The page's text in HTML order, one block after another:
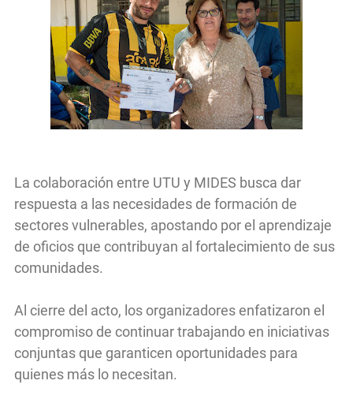
La colaboración entre UTU y MIDES busca dar
respuesta a las necesidades de formación de
sectores vulnerables, apostando por el aprendizaje
de oficios que contribuyan al fortalecimiento de sus
comunidades.
Al cierre del acto, los organizadores enfatizaron el
compromiso de continuar trabajando en iniciativas
conjuntas que garanticen oportunidades para
quienes más lo necesitan.